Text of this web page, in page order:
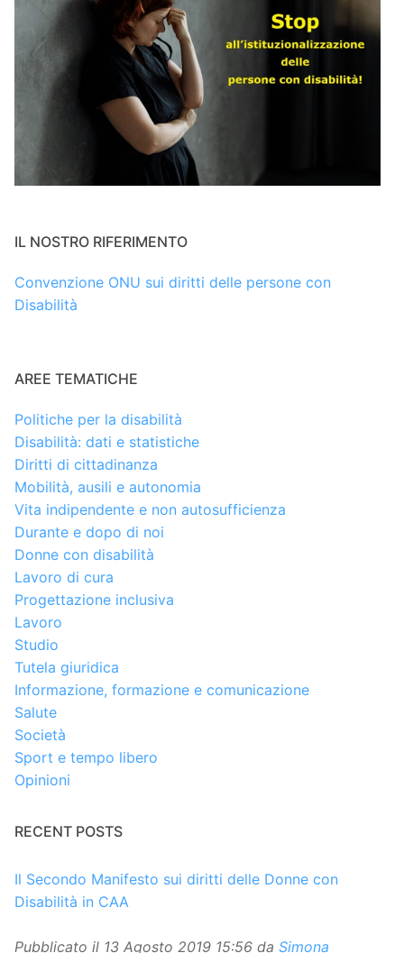
IL NOSTRO RIFERIMENTO
Convenzione ONU sui diritti delle persone con
Disabilità
AREE TEMATICHE
Politiche per la disabilità
Disabilità: dati e statistiche
Diritti di cittadinanza
Mobilità, ausili e autonomia
Vita indipendente e non autosufficienza
Durante e dopo di noi
Donne con disabilità
Lavoro di cura
Progettazione inclusiva
Lavoro
Studio
Tutela giuridica
Informazione, formazione e comunicazione
Salute
Società
Sport e tempo libero
Opinioni
RECENT POSTS
Il Secondo Manifesto sui diritti delle Donne con
Disabilità in CAA
Pubblicato il 13 Agosto 2019 15:56 da Simona